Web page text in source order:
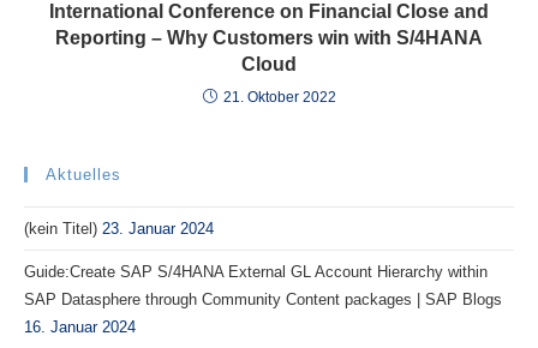
International Conference on Financial Close and
Reporting – Why Customers win with S/4HANA
Cloud
21. Oktober 2022
Aktuelles
(kein Titel) 23. Januar 2024
Guide:Create SAP S/4HANA External GL Account Hierarchy within
SAP Datasphere through Community Content packages | SAP Blogs
16. Januar 2024